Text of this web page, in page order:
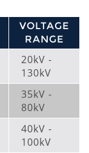
VOLTAGE
RANGE
20kV -
130kV
35kV -
80kV
40kV -
100kV